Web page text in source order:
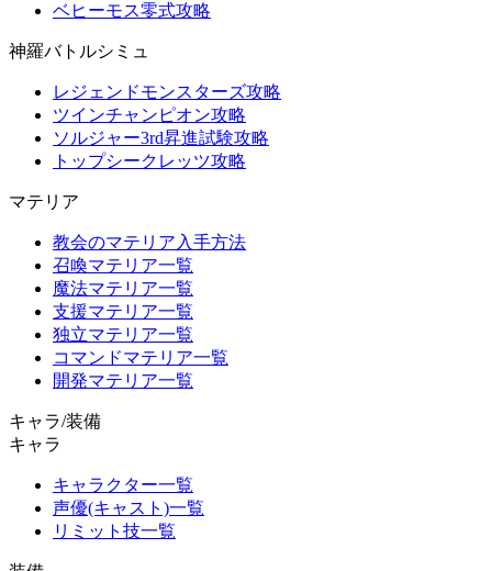
ベヒーモス零式攻略
神羅バトルシミュ
レジェンドモンスターズ攻略
ツインチャンピオン攻略
ソルジャー3rd昇進試験攻略
トップシークレッツ攻略
マテリア
教会のマテリア入手方法
召喚マテリア一覧
魔法マテリア一覧
支援マテリア一覧
独立マテリア一覧
コマンドマテリア一覧
開発マテリア一覧
キャラ/装備
キャラ
キャラクター一覧
声優(キャスト)一覧
リミット技一覧